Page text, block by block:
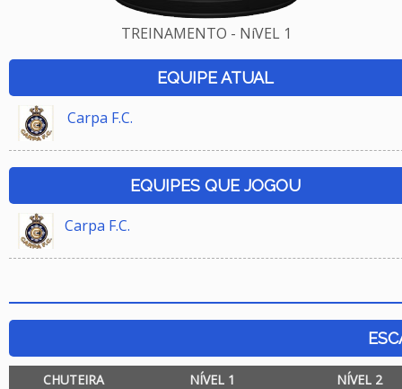
TREINAMENTO - NíVEL 1
EQUIPE ATUAL
Carpa F.C.
EQUIPES QUE JOGOU
Carpa F.C.
CHUTEIRA NÍVEL 1 NÍVEL 2